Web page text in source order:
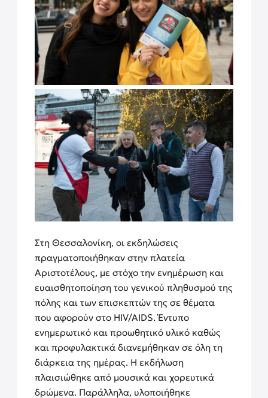
Στη Θεσσαλονίκη, οι εκδηλώσεις
πραγματοποιήθηκαν στην πλατεία
Αριστοτέλους, με στόχο την ενημέρωση και
ευαισθητοποίηση του γενικού πληθυσμού της
πόλης και των επισκεπτών της σε θέματα
που αφορούν στο HIV/AIDS. Έντυπο
ενημερωτικό και προωθητικό υλικό καθώς
και προφυλακτικά διανεμήθηκαν σε όλη τη
διάρκεια της ημέρας. Η εκδήλωση
πλαισιώθηκε από μουσικά και χορευτικά
δρώμενα. Παράλληλα, υλοποιήθηκε